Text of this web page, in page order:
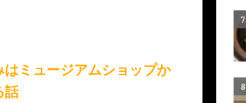
ミュージアムショップか
話